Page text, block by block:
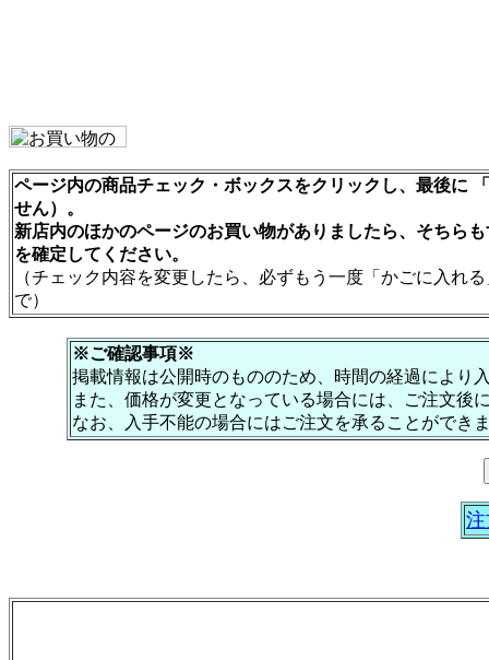
ページ内の商品チェック・ボックスをクリックし、最後に
せん）。
新店内のほかのページのお買い物がありましたら、そちら
を確定してください。
（チェック内容を変更したら、必ずもう一度「かごに入れ
で）
※ご確認事項※
掲載情報は公開時のもののため、時間の経過により
また、価格が変更となっている場合には、ご注文後
なお、入手不能の場合にはご注文を承ることができ